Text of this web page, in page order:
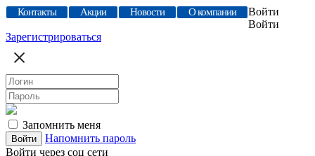
Контакты Акции Новости О компании
Войти
Войти
Зарегистрироваться
Запомнить меня
Напомнить пароль
Войти через соц сети